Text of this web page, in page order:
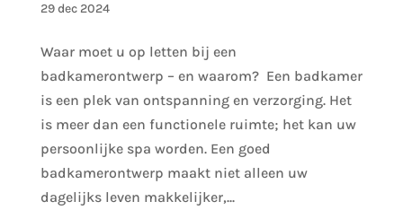
29 dec 2024
Waar moet u op letten bij een
badkamerontwerp – en waarom? Een badkamer
is een plek van ontspanning en verzorging. Het
is meer dan een functionele ruimte; het kan uw
persoonlijke spa worden. Een goed
badkamerontwerp maakt niet alleen uw
dagelijks leven makkelijker,...